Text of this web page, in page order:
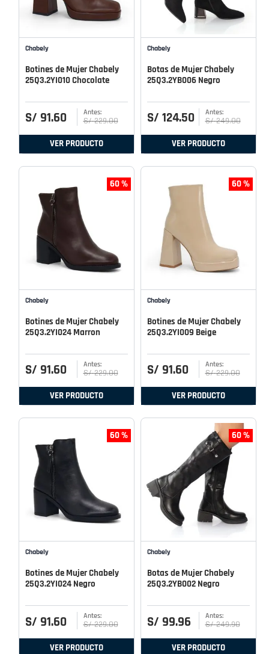
Chabely
Botines de Mujer Chabely
25Q3.2YI010 Chocolate
S/ 91.60 S/ 229.00
VER PRODUCTO
Chabely
Botas de Mujer Chabely
25Q3.2YB006 Negro
S/ 124.50 S/ 249.00
VER PRODUCTO
60 %
Chabely
Botines de Mujer Chabely
25Q3.2YI024 Marron
S/ 91.60 S/ 229.00
VER PRODUCTO
60 %
Chabely
Botines de Mujer Chabely
25Q3.2YI009 Beige
S/ 91.60 S/ 229.00
VER PRODUCTO
60 %
Chabely
Botines de Mujer Chabely
25Q3.2YI024 Negro
S/ 91.60 S/ 229.00
VER PRODUCTO
60 %
Chabely
Botas de Mujer Chabely
25Q3.2YB002 Negro
S/ 99.96 S/ 249.90
VER PRODUCTO